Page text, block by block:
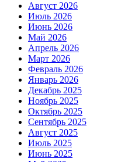
Август 2026
Июль 2026
Июнь 2026
Май 2026
Апрель 2026
Март 2026
Февраль 2026
Январь 2026
Декабрь 2025
Ноябрь 2025
Октябрь 2025
Сентябрь 2025
Август 2025
Июль 2025
Июнь 2025